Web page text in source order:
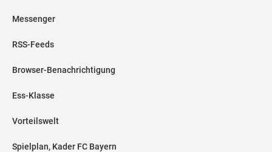
Messenger
RSS-Feeds
Browser-Benachrichtigung
Ess-Klasse
Vorteilswelt
Spielplan, Kader FC Bayern